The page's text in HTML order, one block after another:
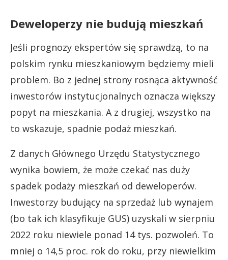
Deweloperzy nie budują mieszkań
Jeśli prognozy ekspertów się sprawdzą, to na
polskim rynku mieszkaniowym będziemy mieli
problem. Bo z jednej strony rosnąca aktywność
inwestorów instytucjonalnych oznacza większy
popyt na mieszkania. A z drugiej, wszystko na
to wskazuje, spadnie podaż mieszkań.
Z danych Głównego Urzędu Statystycznego
wynika bowiem, że może czekać nas duży
spadek podaży mieszkań od deweloperów.
Inwestorzy budujący na sprzedaż lub wynajem
(bo tak ich klasyfikuje GUS) uzyskali w sierpniu
2022 roku niewiele ponad 14 tys. pozwoleń. To
mniej o 14,5 proc. rok do roku, przy niewielkim